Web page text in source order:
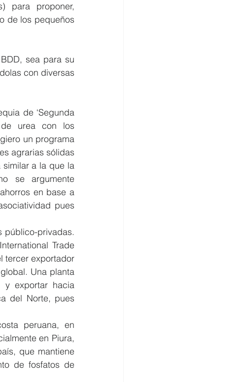
para proponer,
de los pequeños
sea para su
con diversas
de ‘Segunda
de urea con los
un programa
agrarias sólidas
a la que la
se argumente
en base a
pues
público-privadas.
Trade
tercer exportador
Una planta
y exportar hacia
del Norte, pues
peruana, en
en Piura,
que mantiene
de fosfatos de